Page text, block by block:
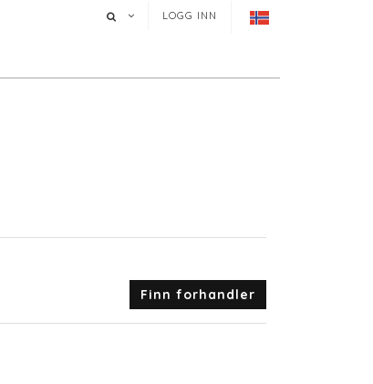
LOGG INN
Finn forhandler